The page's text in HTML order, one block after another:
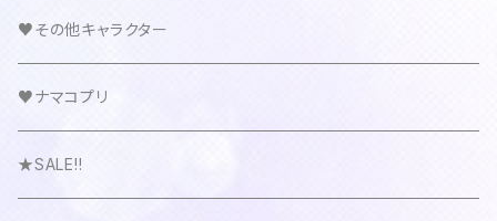
♥その他キャラクター
♥ナマコプリ
★SALE!!